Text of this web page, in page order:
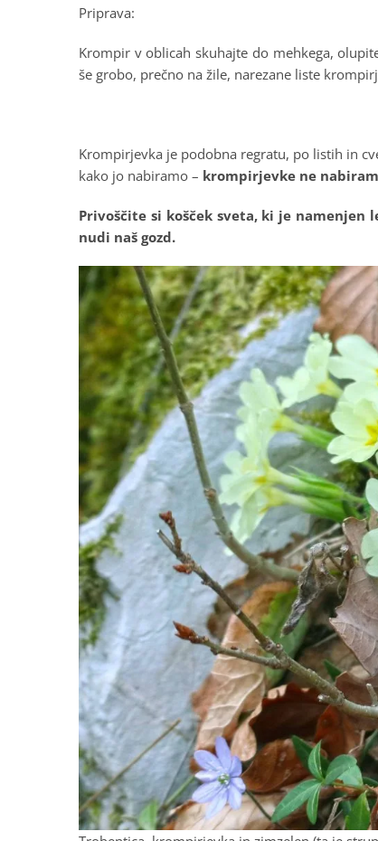
Priprava:
Krompir v oblicah skuhajte do mehkega,
še grobo, prečno na žile, narezane liste
Krompirjevka je podobna regratu, po listih in
kako jo nabiramo – krompirjevke ne
Privoščite si košček sveta, ki je
nudi naš gozd.